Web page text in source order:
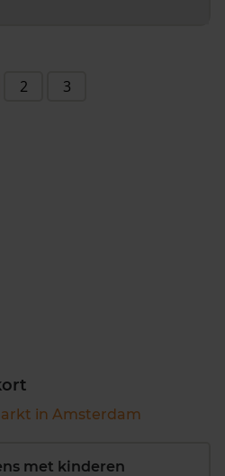
2 3
in Amsterdam
met kinderen